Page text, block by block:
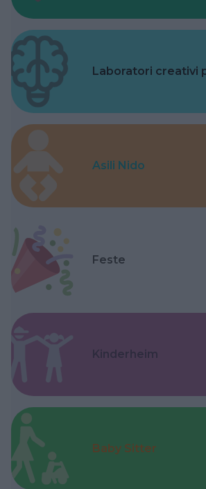
Laboratori creativi
Asili Nido
Feste
Kinderheim
Baby Sitter